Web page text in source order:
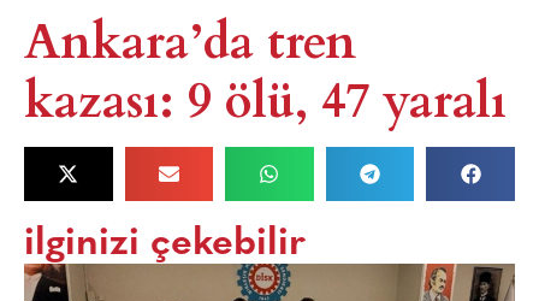
Ankara’da tren
kazası: 9 ölü, 47 yaralı
ilginizi çekebilir